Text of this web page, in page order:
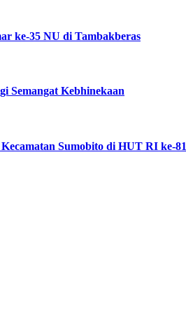
ke-35 NU di Tambakberas
Semangat Kebhinekaan
Sumobito di HUT RI ke-81